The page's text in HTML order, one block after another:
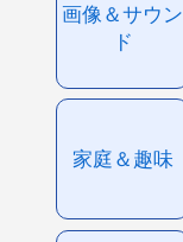
画像＆サウン
ド
家庭＆趣味